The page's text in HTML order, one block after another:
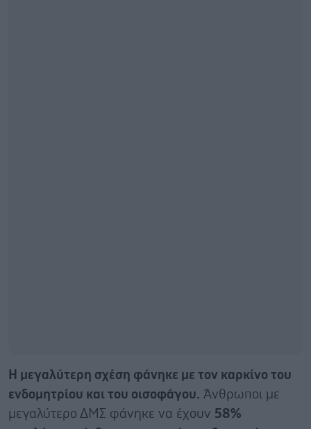
Η μεγαλύτερη σχέση φάνηκε με τον καρκίνο του
ενδομητρίου και του οισοφάγου. Άνθρωποι με
μεγαλύτερο ΔΜΣ φάνηκε να έχουν 58%